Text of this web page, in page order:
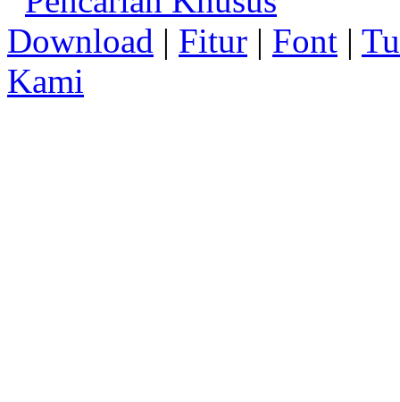
Download | Fitur | Font |
Kami